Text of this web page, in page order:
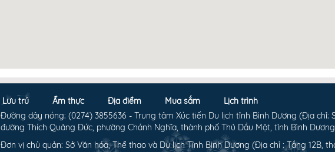
Lưu trú Ẩm thực Địa điểm Mua sắm
Lịch trình
Đường dây nóng: (0274) 3855636 - Trung tâm Xúc tiến Du lịch tỉnh Bình Dương (Địa chỉ:
đường Thích Quảng Đức, phường Chánh Nghĩa, thành phố Thủ Dầu Một, tỉnh Bình
Đơn vị chủ quản: Sở Văn hóa, Thể thao và Du lịch Tỉnh Bình Dương (Địa chỉ : Tầng 12B,